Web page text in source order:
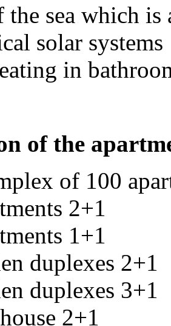
sea which
solar systems
in
of the
of 100
2+1
1+1
duplexes 2+1
duplexes 3+1
2+1